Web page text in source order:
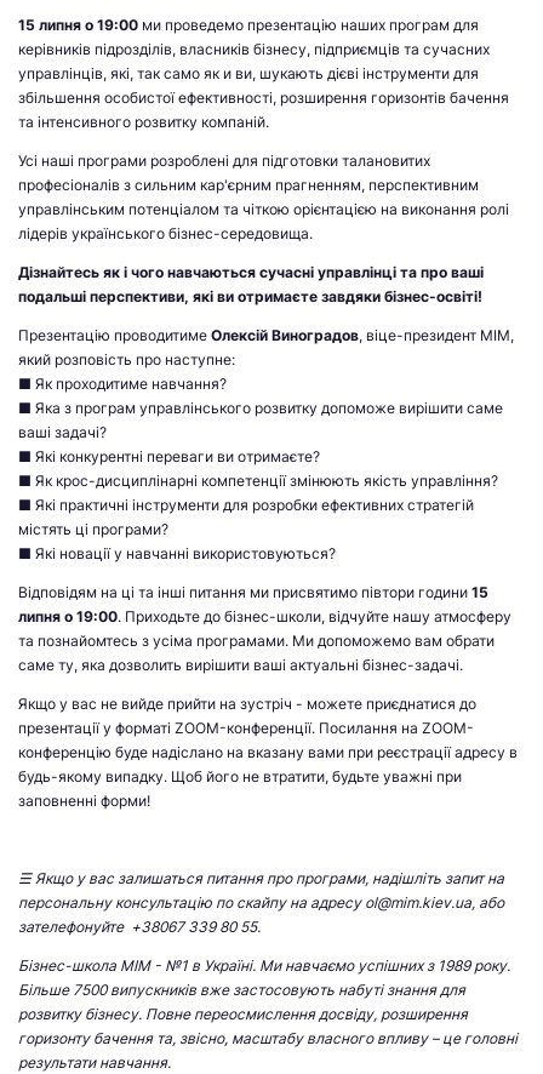
15 липня о 19:00 ми проведемо презентацію наших програм для
керівників підрозділів, власників бізнесу, підприємців та сучасних
управлінців, які, так само як и ви, шукають дієві інструменти для
збільшення особистої ефективності, розширення горизонтів бачення
та інтенсивного розвитку компаній.
Усі наші програми розроблені для підготовки талановитих
професіоналів з сильним кар'єрним прагненням, перспективним
управлінським потенціалом та чіткою орієнтацією на виконання ролі
лідерів українського бізнес-середовища.
Дізнайтесь як і чого навчаються сучасні управлінці та про ваші
подальші перспективи, які ви отримаєте завдяки бізнес-освіті!
Презентацію проводитиме Олексій Виноградов, віце-президент МІМ,
який розповість про наступне:
■ Як проходитиме навчання?
■ Яка з програм управлінського розвитку допоможе вирішити саме
ваші задачі?
■ Які конкурентні переваги ви отримаєте?
■ Як крос-дисциплінарні компетенції змінюють якість управління?
■ Які практичні інструменти для розробки ефективних стратегій
містять ці програми?
■ Які новації у навчанні використовуються?
Відповідям на ці та інші питання ми присвятимо півтори години 15
липня о 19:00. Приходьте до бізнес-школи, відчуйте нашу атмосферу
та познайомтесь з усіма програмами. Ми допоможемо вам обрати
саме ту, яка дозволить вирішити ваші актуальні бізнес-задачі.
Якщо у вас не вийде прийти на зустріч - можете приєднатися до
презентації у форматі ZOOM-конференції. Посилання на ZOOM-
конференцію буде надіслано на вказану вами при реєстрації адресу в
будь-якому випадку. Щоб його не втратити, будьте уважні при
заповненні форми!
☰ Якщо у вас залишаться питання про програми, надішліть запит на
персональну консультацію по скайпу на адресу ol@mim.kiev.ua, або
зателефонуйте +38067 339 80 55.
Бізнес-школа МІМ - №1 в Україні. Ми навчаємо успішних з 1989 року.
Більше 7500 випускників вже застосовують набуті знання для
розвитку бізнесу. Повне переосмислення досвіду, розширення
горизонту бачення та, звісно, масштабу власного впливу – це головні
результати навчання.